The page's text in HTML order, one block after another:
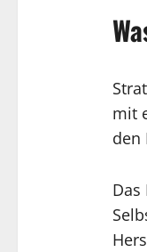
mit
den